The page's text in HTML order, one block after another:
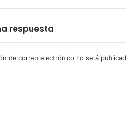
respuesta
de correo electrónico no será